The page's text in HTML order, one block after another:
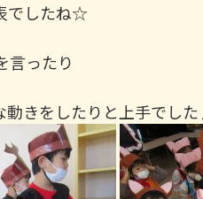
でしたね☆
言ったり
動きをしたりと上手でし